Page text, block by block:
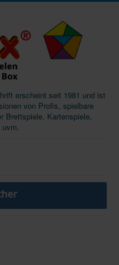
erscheint seit 1981 und ist
von Profis, spielbare
Brettspiele, Kartenspiele,
uvm.